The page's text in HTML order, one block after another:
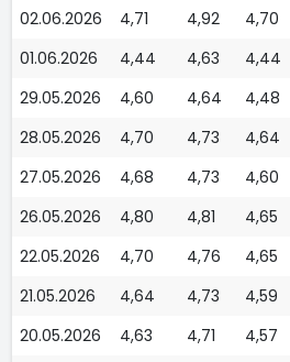
02.06.2026
4,71 4,92 4,70
01.06.2026
4,44 4,63 4,44
29.05.2026
4,60 4,64 4,48
28.05.2026
4,70 4,73 4,64
27.05.2026
4,68 4,73 4,60
26.05.2026
4,80 4,81 4,65
22.05.2026
4,70 4,76 4,65
21.05.2026
4,64 4,73 4,59
20.05.2026
4,63 4,71 4,57